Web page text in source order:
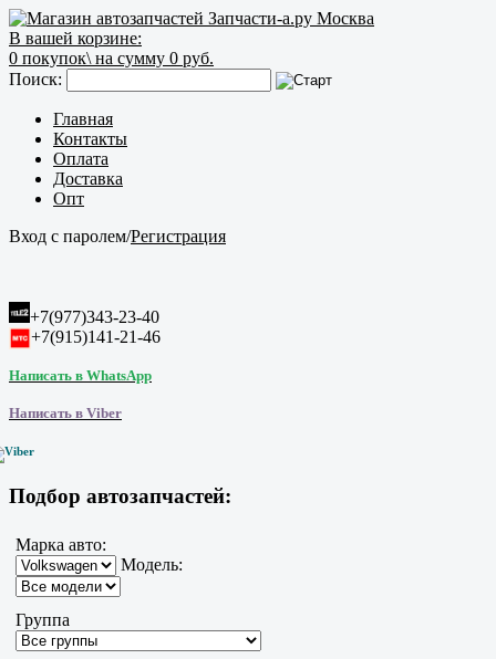
В вашей корзине:
0 покупок\ на сумму 0 руб.
Поиск:
Главная
Контакты
Оплата
Доставка
Опт
Вход с паролем/Регистрация
+7(977)343-23-40
+7(915)141-21-46
Написать в WhatsApp
Написать в Viber
Подбор автозапчастей:
Марка авто:
Модель:
Группа